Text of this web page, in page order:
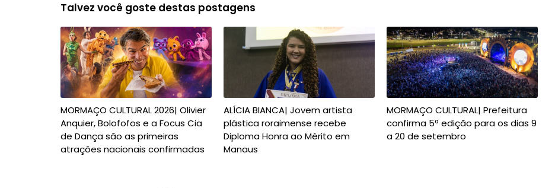
Talvez você goste destas postagens
MORMAÇO CULTURAL 2026| Olivier
Anquier, Bolofofos e a Focus Cia
de Dança são as primeiras
atrações nacionais confirmadas
ALÍCIA BIANCA| Jovem artista
plástica roraimense recebe
Diploma Honra ao Mérito em
Manaus
MORMAÇO CULTURAL| Prefeitura
confirma 5ª edição para os dias 9
a 20 de setembro